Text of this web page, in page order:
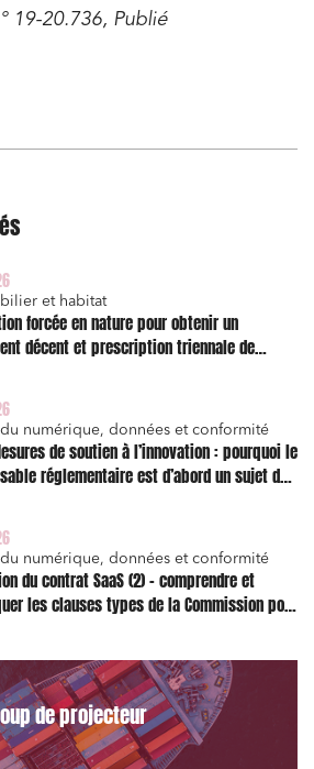
19-20.736, Publié
et habitat
forcée en nature pour obtenir un
décent et prescription triennale de
numérique, données et conformité
de soutien à l’innovation : pourquoi le
réglementaire est d’abord un sujet de
numérique, données et conformité
du contrat SaaS (2) – comprendre et
les clauses types de la Commission pour
de projecteur
et contrats
acteurs de l’économie sociale et
numérique
financiers